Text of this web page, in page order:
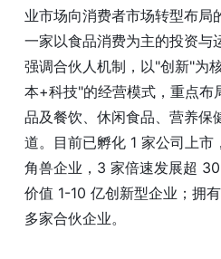
业市场向消费者市场转型布局
一家以食品消费为主的投资与
强调合伙人机制，以"创新"为
本+科技"的经营模式，重点布
品及餐饮、休闲食品、营养保
道。目前已孵化 1 家公司上
角兽企业，3 家倍速发展超
价值 1-10 亿创新型企业；拥
多家合伙企业。